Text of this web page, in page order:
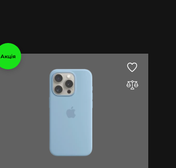
Акція